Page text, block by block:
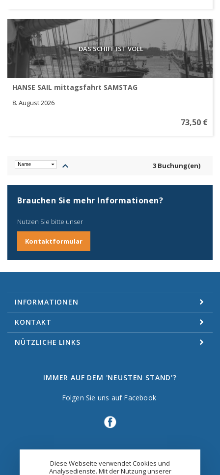
DAS SCHIFF IST VOLL
HANSE SAIL mittagsfahrt SAMSTAG
8. August 2026
73,50 €
keyboard_arrow_up 3 Buchung(en)
Brauchen Sie mehr Informationen?
Nutzen Sie bitte unser
Kontaktformular
INFORMATIONEN
KONTAKT
NÜTZLICHE LINKS
IMMER AUF DEM 'NEUSTEN STAND'?
Folgen Sie uns auf Facebook
Diese Webseite verwendet Cookies und
Analysedienste. Mit der Nutzung unserer